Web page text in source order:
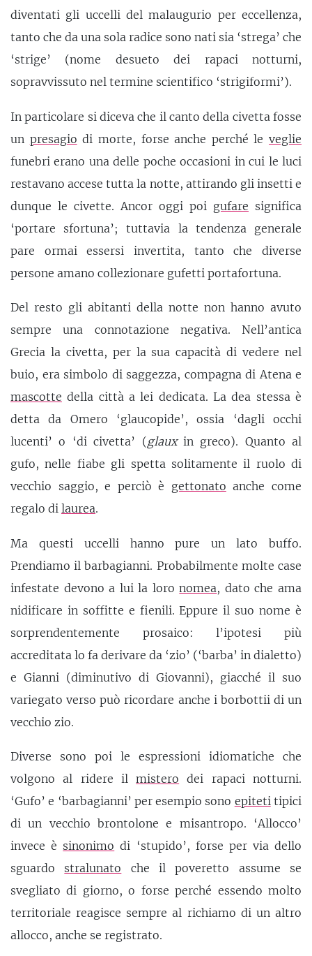
diventati gli uccelli del malaugurio per eccellenza,
tanto che da una sola radice sono nati sia ‘strega’ che
‘strige’ (nome desueto dei rapaci notturni,
sopravvissuto nel termine scientifico ‘strigiformi’).
In particolare si diceva che il canto della civetta fosse
un presagio di morte, forse anche perché le veglie
funebri erano una delle poche occasioni in cui le luci
restavano accese tutta la notte, attirando gli insetti e
dunque le civette. Ancor oggi poi gufare significa
‘portare sfortuna’; tuttavia la tendenza generale
pare ormai essersi invertita, tanto che diverse
persone amano collezionare gufetti portafortuna.
Del resto gli abitanti della notte non hanno avuto
sempre una connotazione negativa. Nell’antica
Grecia la civetta, per la sua capacità di vedere nel
buio, era simbolo di saggezza, compagna di Atena e
mascotte della città a lei dedicata. La dea stessa è
detta da Omero ‘glaucopide’, ossia ‘dagli occhi
lucenti’ o ‘di civetta’ (glauxin greco). Quanto al
gufo, nelle fiabe gli spetta solitamente il ruolo di
vecchio saggio, e perciò è gettonato anche come
regalo di laurea.
Ma questi uccelli hanno pure un lato buffo.
Prendiamo il barbagianni. Probabilmente molte case
infestate devono a lui la loronomea, dato che ama
nidificare in soffitte e fienili. Eppure il suo nome è
sorprendentemente prosaico: l’ipotesi più
accreditata lo fa derivare da ‘zio’ (‘barba’ in dialetto)
e Gianni (diminutivo di Giovanni), giacché il suo
variegato verso può ricordare anche i borbottii di un
vecchio zio.
Diverse sono poi le espressioni idiomatiche che
volgono al ridere ilmistero dei rapaci notturni.
‘Gufo’ e ‘barbagianni’ per esempio sono epitetitipici
di un vecchio brontolone e misantropo. ‘Allocco’
invece è sinonimo di ‘stupido’, forse per via dello
sguardo stralunato che il poveretto assume se
svegliato di giorno, o forse perché essendo molto
territoriale reagisce sempre al richiamo di un altro
allocco, anche se registrato.